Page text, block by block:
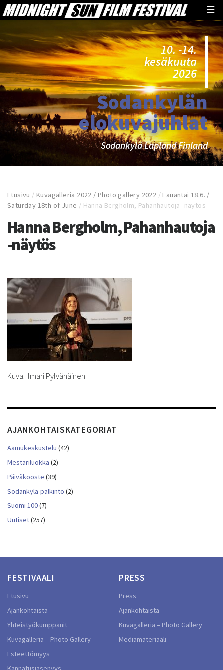
☰
10. -14.
kesäkuuta
2026
Sodankylän
elokuvajuhlat
Sodankylä Lapland Finland
Etusivu /Kuvagalleria 2022 / Photo gallery 2022 /Lauantai 18.6. /
Saturday 18th of June / Hanna Bergholm, Pahanhautoja -näytös
Hanna Bergholm, Pahanhautoja
-näytös
Kuva: Ilmari Pylvänäinen
AJANKOHTAISKATEGORIAT
Aamukeskustelu (42)
Mestariluokka (2)
Päiväkooste (39)
Sodankylä-palkinto (2)
Suomi 100(7)
Uutiset(257)
FESTIVAALI
Etusivu
Ajankohtaista
Yhteistyökumppanit
Kuvagalleria – Photo Gallery
Esteettömyys
Kannatusjäsenyys
PRESS
Press
Ajankohtaista
Kuvagalleria – Photo Gallery
Mediamateriaali